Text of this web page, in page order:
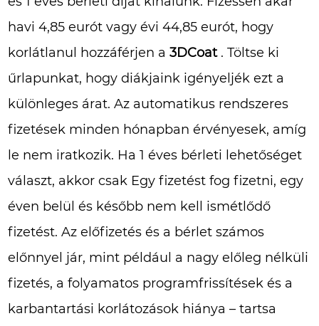
havi 4,85 eurót vagy évi 44,85 eurót, hogy
korlátlanul hozzáférjen a3DCoat. Töltse ki
űrlapunkat, hogy diákjaink igényeljék ezt a
különleges árat. Az automatikus rendszeres
fizetések minden hónapban érvényesek, amíg
le nem iratkozik. Ha 1 éves bérleti lehetőséget
választ, akkor csak Egy fizetést fog fizetni, egy
éven belül és később nem kell ismétlődő
fizetést. Az előfizetés és a bérlet számos
előnnyel jár, mint például a nagy előleg nélküli
fizetés, a folyamatos programfrissítések és a
karbantartási korlátozások hiánya – tartsa